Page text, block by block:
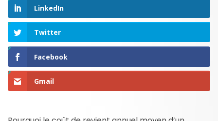
LinkedIn
Twitter
Facebook
Gmail